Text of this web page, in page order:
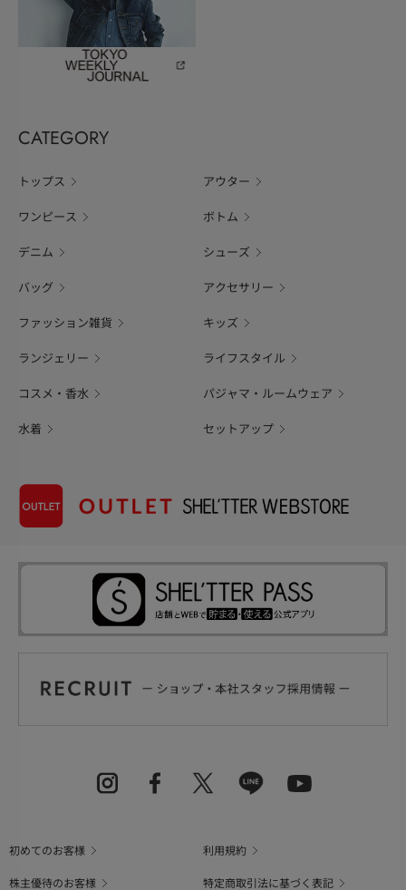
CATEGORY
トップス アウター
ワンピース ボトム
デニム シューズ
バッグ アクセサリー
ファッション雑貨 キッズ
ランジェリー ライフスタイル
コスメ・香水 パジャマ・ルームウェア
水着 セットアップ
初めてのお客様
利用規約
株主優待のお客様
特定商取引法に基づく表記